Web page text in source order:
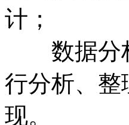
计；
数据分析
行分析、整
现。